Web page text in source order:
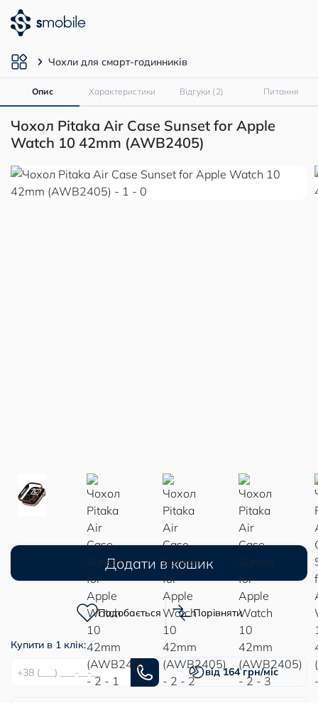
Чохли для смарт-годинників
Опис Характеристики Відгуки (2) Питання
Чохол Pitaka Air Case Sunset for Apple
Watch 10 42mm (AWB2405)
Додати в кошик
Подобається Порівняти
Купити в 1 клік:
від 164 грн/міс